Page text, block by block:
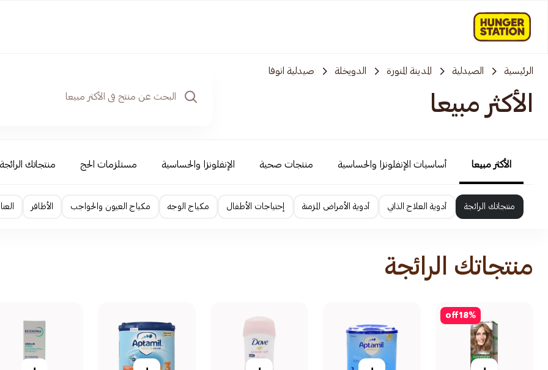
الرئيسية الصيدلية المدينة المنورة الدويخلة صيدلية انوفا
الأكثر مبيعا
الأكثر مبيعا أساسيات الإنفلونزا والحساسية منتجات صحية الإنفلونزا والحساسية مستلزمات الحج منتجاتك الرائجة
منتجاتك الرائجة أدوية العلاج الذاتي أدوية الأمراض المزمنة إحتياجات الأطفال مكياج الوجه مكياج العيون والحواجب الأظافر
منتجاتك الرائجة
18%
off